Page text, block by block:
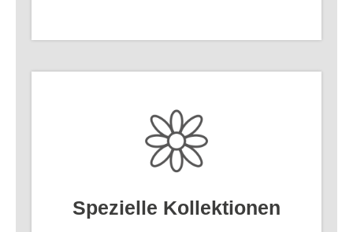
Spezielle Kollektionen